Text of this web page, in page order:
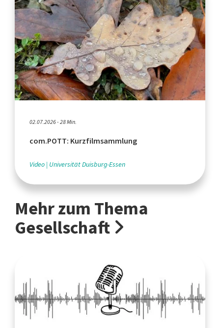
02.07.2026 - 28 Min.
com.POTT: Kurzfilmsammlung
Video Universität Duisburg-Essen
Mehr zum Thema
Gesellschaft